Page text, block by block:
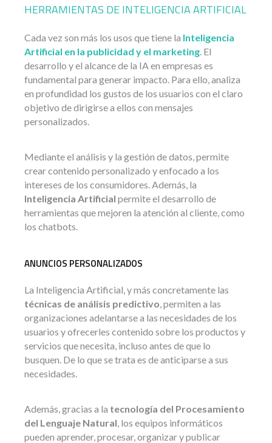
HERRAMIENTAS DE INTELIGENCIA ARTIFICIAL
Cada vez son más los usos que tiene la Inteligencia
Artificial en la publicidad y el marketing . El
desarrollo y el alcance de la IA en empresas es
fundamental para generar impacto. Para ello, analiza
en profundidad los gustos de los usuarios con el claro
objetivo de dirigirse a ellos con mensajes
personalizados.
Mediante el análisis y la gestión de datos, permite
crear contenido personalizado y enfocado a los
intereses de los consumidores. Además, la
Inteligencia Artificial permite el desarrollo de
herramientas que mejoren la atención al cliente, como
los chatbots.
ANUNCIOS PERSONALIZADOS
La Inteligencia Artificial, y más concretamente las
técnicas de análisis predictivo , permiten a las
organizaciones adelantarse a las necesidades de los
usuarios y ofrecerles contenido sobre los productos y
servicios que necesita, incluso antes de que lo
busquen. De lo que se trata es de anticiparse a sus
necesidades.
Además, gracias a la tecnología del Procesamiento
del Lenguaje Natural , los equipos informáticos
pueden aprender, procesar, organizar y publicar